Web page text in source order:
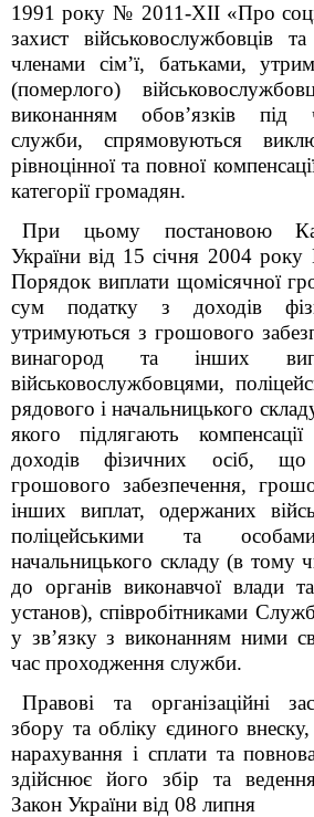
1991 року № 2011-XII «Про
захист військовослужбовців
членами сім’ї, батьками,
(померлого)
виконанням обов’язків під
служби, спрямовуються
рівноцінної та повної
категорії громадян.
При цьому постановою
України від 15 січня 2004
Порядок виплати щомісячної
сум податку з доходів
утримуються з грошового
винагород та інших
військовослужбовцями,
рядового і начальницького
якого підлягають
доходів фізичних осіб,
грошового забезпечення,
інших виплат, одержаних
поліцейськими та
начальницького складу (в тому
до органів виконавчої влади
установ), співробітниками
у зв’язку з виконанням ними
час проходження служби.
Правові та організаційні
збору та обліку єдиного
нарахування і сплати та
здійснює його збір та
Закон України від 08 липня